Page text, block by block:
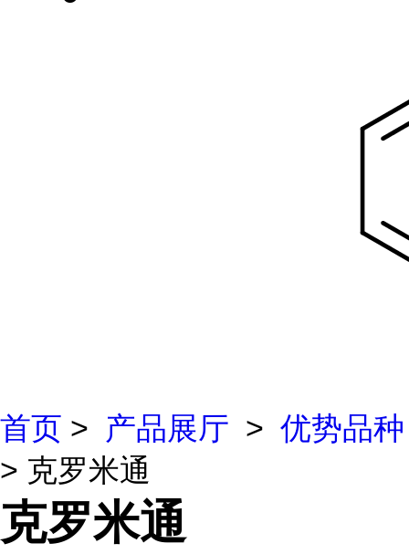
首页 > 产品展厅 > 优势品种
> 克罗米通
克罗米通